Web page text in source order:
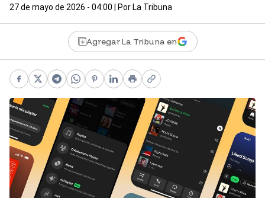
27 de mayo de 2026 - 04:00 | Por La Tribuna
Agregar La Tribuna en
Facebook
X Telegram
WhatsApp
Pinterest
LinkedIn
PrintCopy link